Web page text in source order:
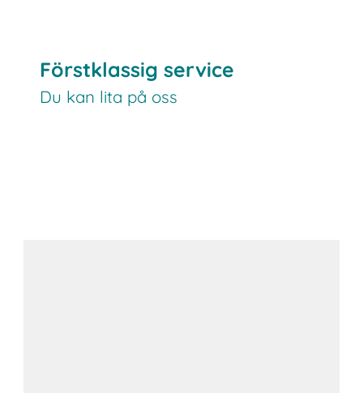
Förstklassig service
Du kan lita på oss